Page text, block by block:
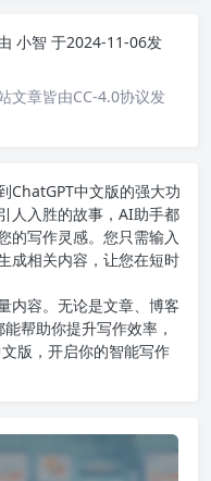
小智 于2024-11-06发
文章皆由CC-4.0协议发
ChatGPT中文版的强大功
人入胜的故事，AI助手都
的写作灵感。您只需输入
成相关内容，让您在短时
内容。无论是文章、博客
帮助你提升写作效率，
版 ，开启你的智能写作